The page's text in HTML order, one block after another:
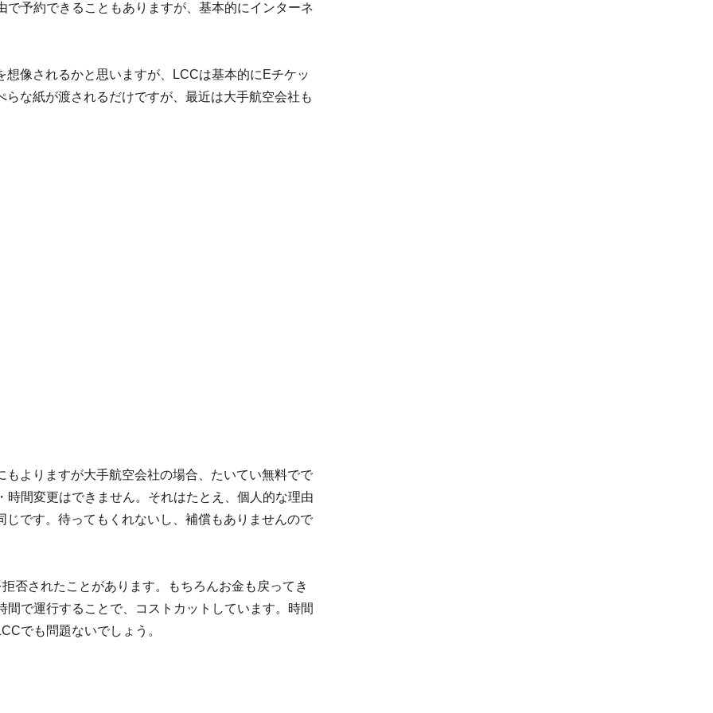
予約できることもありますが、基本的にインターネ
像されるかと思いますが、LCCは基本的にEチケッ
な紙が渡されるだけですが、最近は大手航空会社も
よりますが大手航空会社の場合、たいてい無料でで
間変更はできません。それはたとえ、個人的な理由
です。待ってもくれないし、補償もありませんので
否されたことがあります。もちろんお金も戻ってき
で運行することで、コストカットしています。時間
でも問題ないでしょう。